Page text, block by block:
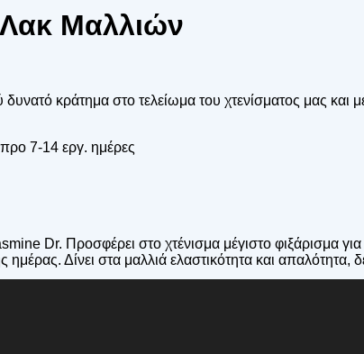
Μαλλιών
κράτημα στο τελείωμα του χτενίσματος μας και
7-14 εργ. ημέρες
Dr. Προσφέρει στο χτένισμα μέγιστο φιξάρισμα
Δίνει στα μαλλιά ελαστικότητα και απαλότητα,